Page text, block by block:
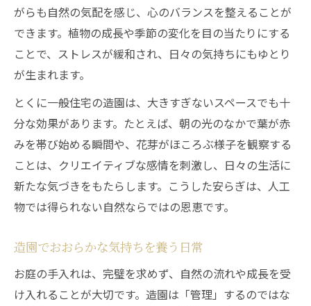
がらも自然の気配を感じ、心のバランスを整えることが
できます。植物の成長や季節の変化を目の当たりにする
ことで、ストレスが緩和され、日々の気持ちにもゆとり
が生まれます。
とくに一般住宅の造園は、大きすぎないスペースでも十
分な効果があります。たとえば、朝の光のなかで葉が赤
みを帯び始める瞬間や、花芽がほころぶ様子を観察する
ことは、クリエイティブな感情を刺激し、日々の生活に
新たな気づきをもたらします。こうした安らぎは、人工
物では得られない自然ならではの恩恵です。
造園でおおらかな気持ちを養う日常
お庭の手入れは、完璧を求めず、自然の流れや成長を受
け入れることが大切です。造園は「管理」するのではな